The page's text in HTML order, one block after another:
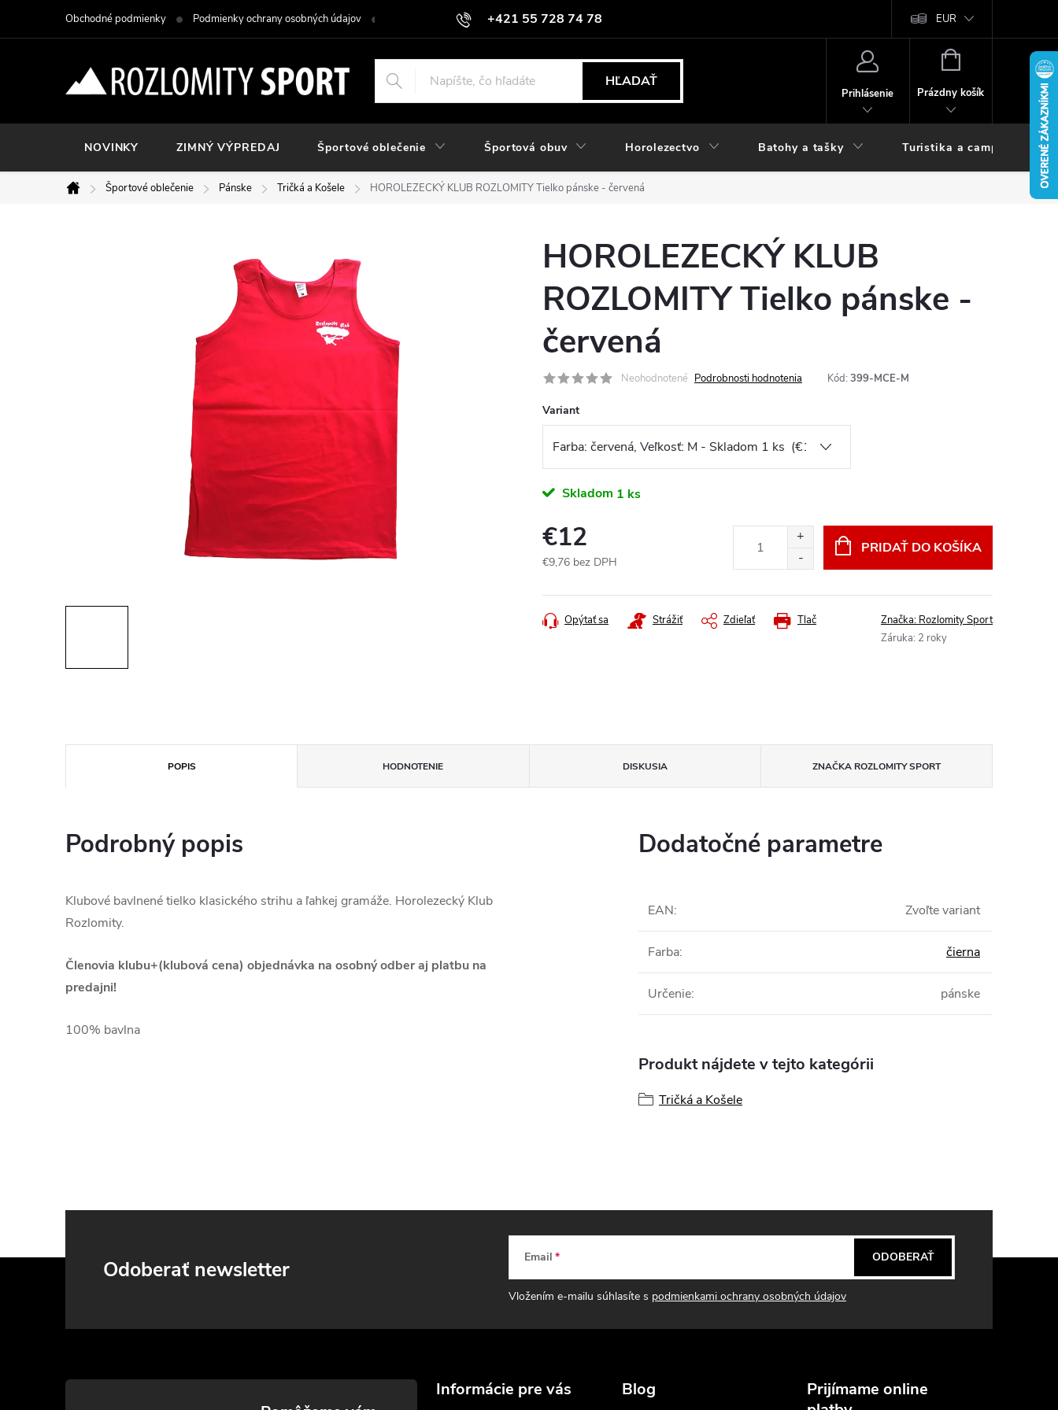
+421 55 728 74 78
objednavky@rozlomitysport.sk
Obchodné podmienky Podmienky ochrany osobných údajov Kontakt Hodnotenie obchodu EUR
HĽADAŤ
Prihlásenie
NÁKUPNÝ
Prázdny košík
NOVINKY ZIMNÝ VÝPREDAJ Športové oblečenie Športová obuv Horolezectvo Batohy a tašky Turistika a camping
Domov
Športové oblečenie Pánske Tričká a Košele HOROLEZECKÝ KLUB ROZLOMITY Tielko pánske - červená
HOROLEZECKÝ KLUB
ROZLOMITY Tielko pánske -
červená
Neohodnotené Podrobnosti hodnotenia Kód: 399-MCE-M
Variant
Skladom 1 ks
€12
€9,76 bez DPH
cena:
PRIDAŤ DO KOŠÍKA
Tlač
Opýtať sa Strážiť Zdieľať Značka: Rozlomity Sport
Záruka: 2 roky
POPIS HODNOTENIE DISKUSIA ZNAČKAROZLOMITY SPORT
Podrobný popis
Klubové bavlnené tielko klasického strihu a ľahkej gramáže. Horolezecký Klub
Rozlomity.
Členovia klubu+(klubová cena) objednávka na osobný odber aj platbu na
predajni!
100% bavlna
Dodatočné parametre
EAN: Zvoľte variant
Farba: čierna
Určenie: pánske
Produkt nájdete v tejto kategórii
Tričká a Košele
Odoberať newsletter Email
Vložením e-mailu súhlasíte s podmienkami ochrany osobných údajov
ODOBERAŤ
Informácie pre vás Blog
Prijímame online